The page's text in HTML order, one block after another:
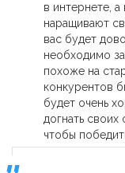
в интернете,
наращивают
вас будет
необходимо
похоже на
конкурентов
будет очень
догнать
чтобы